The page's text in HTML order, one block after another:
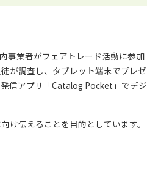
事業者がフェアトレード活動に参加
が調査し、タブレット端末でプレゼ
信アプリ「Catalog Pocket」でデジ
け伝えることを目的としています。